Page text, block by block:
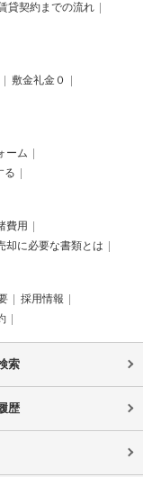
貸契約までの流れ
敷金礼金０
ーム
る
費用
却に必要な書類とは
採用情報
索
歴